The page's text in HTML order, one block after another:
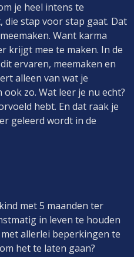
je heel intens te
die stap voor stap gaat. Dat
Want karma
krijgt mee te maken. In de
ervaren, meemaken en
alleen van wat je
zo. Wat leer je nu echt?
hebt. En dat raak je
geleerd wordt in de
met 5 maanden ter
in leven te houden
allerlei beperkingen te
het te laten gaan?